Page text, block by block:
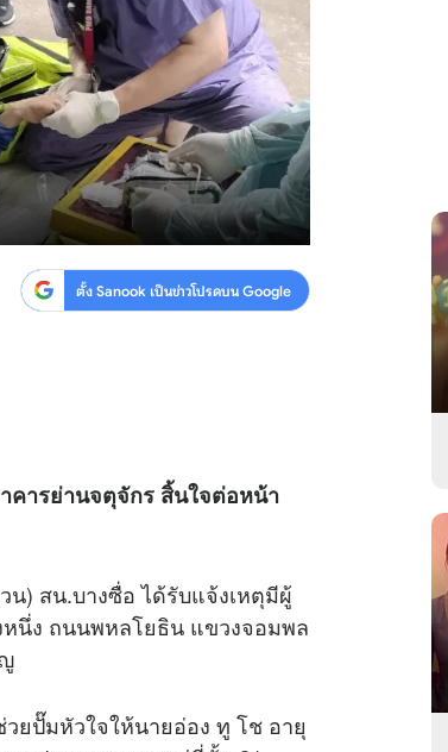
ตั้ง Sanook เป็นข่าวโปรดบน Google
คารย่านจตุจักร สิ้นใจต่อหน้า
น) สน.บางซื่อ ได้รับแจ้งเหตุมีผู้
หนึ่ง ถนนพหลโยธิน แขวงจอมพล
ยปั๊มหัวใจให้นายอ่อง ทู โช อายุ